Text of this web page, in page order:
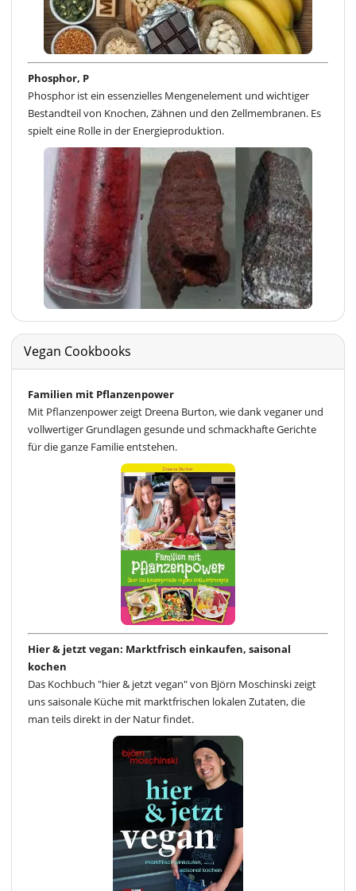
Phosphor, P
Phosphor ist ein essenzielles Mengenelement und wichtiger
Bestandteil von Knochen, Zähnen und den Zellmembranen. Es
spielt eine Rolle in der Energieproduktion.
Vegan Cookbooks
Familien mit Pflanzenpower
Mit Pflanzenpower zeigt Dreena Burton, wie dank veganer und
vollwertiger Grundlagen gesunde und schmackhafte Gerichte
für die ganze Familie entstehen.
Hier & jetzt vegan: Marktfrisch einkaufen, saisonal
kochen
Das Kochbuch "hier & jetzt vegan" von Björn Moschinski zeigt
uns saisonale Küche mit marktfrischen lokalen Zutaten, die
man teils direkt in der Natur findet.